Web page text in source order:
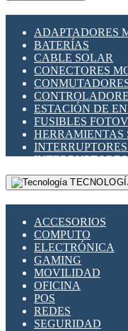
ADAPTADORES
BATERÍAS
CABLE SOLAR
CONECTORES
ESTACIÓN DE
FUSIBLES
HERRAMIENTAS
MONTAJE PANEL
SUPRESOR DE
APLICACIONES
ACCESORIOS
COMPUTO
ELECTRÓNICA
GAMING
MOVILIDAD
OFICINA
POS
REDES
SEGURIDAD